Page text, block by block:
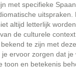
met specifieke
uitspraken.
altijd letterlijk
de culturele
te zijn met
ervoor zorgen dat
toon en betekenis